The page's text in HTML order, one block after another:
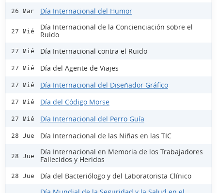
26 Mar Día Internacional del Humor
27 Mié
Día Internacional de la Concienciación sobre el
Ruido
27 Mié Día Internacional contra el Ruido
27 Mié Día del Agente de Viajes
27 Mié Día Internacional del Diseñador Gráfico
27 Mié Día del Código Morse
27 Mié Día Internacional del Perro Guía
28 Jue Día Internacional de las Niñas en las TIC
28 Jue
Día Internacional en Memoria de los Trabajadores
Fallecidos y Heridos
28 Jue Día del Bacteriólogo y del Laboratorista Clínico